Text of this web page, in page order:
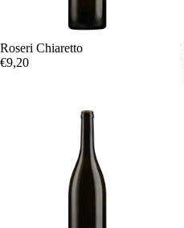
Roseri Chiaretto
€9,20